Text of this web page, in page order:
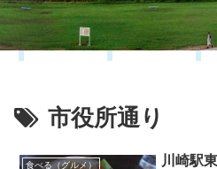
市役所通り
食べる（グルメ）
川崎駅